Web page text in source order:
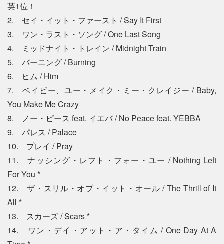
英1位！
2. セイ・イット・ファースト / Say It First
3. ワン・ラスト・ソング / One Last Song
4. ミッドナイト・トレイン / Midnight Train
5. バーニング / Burning
6. ヒム / Him
7. ベイビー、ユー・メイク・ミー・クレイジー / Baby,
You Make Me Crazy
8. ノー・ピース feat. イエバ / No Peace feat. YEBBA
9. パレス / Palace
10. プレイ / Pray
11. ナッシング・レフト・フォー・ユー / Nothing Left
For You *
12. ザ・スリル・オブ・イット・オール / The Thrill of It
All *
13. スカーズ / Scars *
14. ワン・デイ・アット・ア・タイム / One Day At A